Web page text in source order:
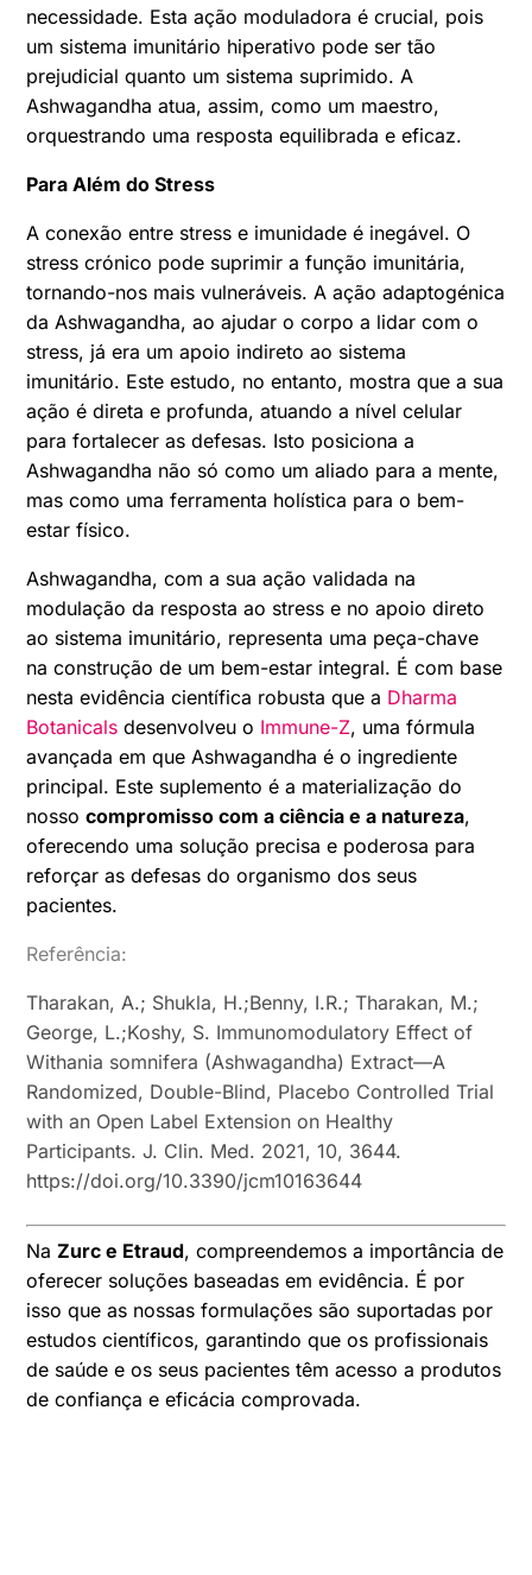
necessidade. Esta ação moduladora é crucial, pois
um sistema imunitário hiperativo pode ser tão
prejudicial quanto um sistema suprimido. A
Ashwagandha atua, assim, como um maestro,
orquestrando uma resposta equilibrada e eficaz.
Para Além do Stress
A conexão entre stress e imunidade é inegável. O
stress crónico pode suprimir a função imunitária,
tornando-nos mais vulneráveis. A ação adaptogénica
da Ashwagandha, ao ajudar o corpo a lidar com o
stress, já era um apoio indireto ao sistema
imunitário. Este estudo, no entanto, mostra que a sua
ação é direta e profunda, atuando a nível celular
para fortalecer as defesas. Isto posiciona a
Ashwagandha não só como um aliado para a mente,
mas como uma ferramenta holística para o bem-
estar físico.
Ashwagandha, com a sua ação validada na
modulação da resposta ao stress e no apoio direto
ao sistema imunitário, representa uma peça-chave
na construção de um bem-estar integral. É com base
nesta evidência científica robusta que a Dharma
Botanicals desenvolveu o Immune-Z, uma fórmula
avançada em que Ashwagandha é o ingrediente
principal. Este suplemento é a materialização do
nossocompromisso com a ciência e a natureza,
oferecendo uma solução precisa e poderosa para
reforçar as defesas do organismo dos seus
pacientes.
Referência:
Tharakan, A.; Shukla, H.;Benny, I.R.; Tharakan, M.;
George, L.;Koshy, S. Immunomodulatory Effect of
Withania somnifera (Ashwagandha) Extract—A
Randomized, Double-Blind, Placebo Controlled Trial
with an Open Label Extension on Healthy
Participants. J. Clin. Med. 2021, 10, 3644.
https://doi.org/10.3390/jcm10163644
NaZurc e Etraud, compreendemos a importância de
oferecer soluções baseadas em evidência. É por
isso que as nossas formulações são suportadas por
estudos científicos, garantindo que os profissionais
de saúde e os seus pacientes têm acesso a produtos
de confiança e eficácia comprovada.